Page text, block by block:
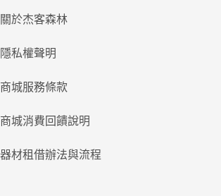
關於杰客森林
隱私權聲明
商城服務條款
商城消費回饋說明
器材租借辦法與流程